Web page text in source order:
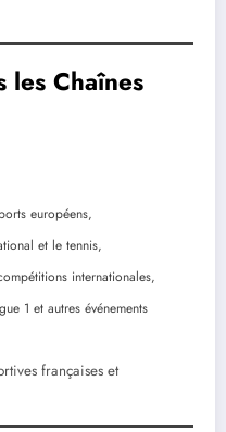
les Chaînes
européens,
et le tennis,
internationales,
1 et autres événements
françaises et